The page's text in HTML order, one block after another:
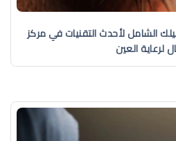
الشامل لأحدث التقنيات في مركز
لرعاية العين